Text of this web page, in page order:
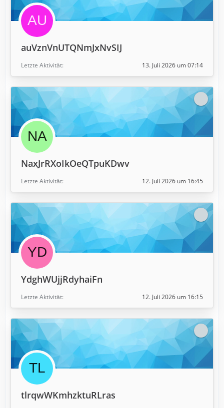
auVznVnUTQNmJxNvSIJ
Letzte Aktivität 13. Juli 2026 um 07:14
NaxJrRXoIkOeQTpuKDwv
Letzte Aktivität 12. Juli 2026 um 16:45
YdghWUjjRdyhaiFn
Letzte Aktivität 12. Juli 2026 um 16:15
tlrqwWKmhzktuRLras